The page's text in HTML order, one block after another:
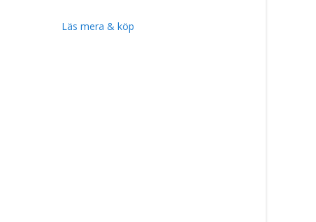
Läs mera & köp